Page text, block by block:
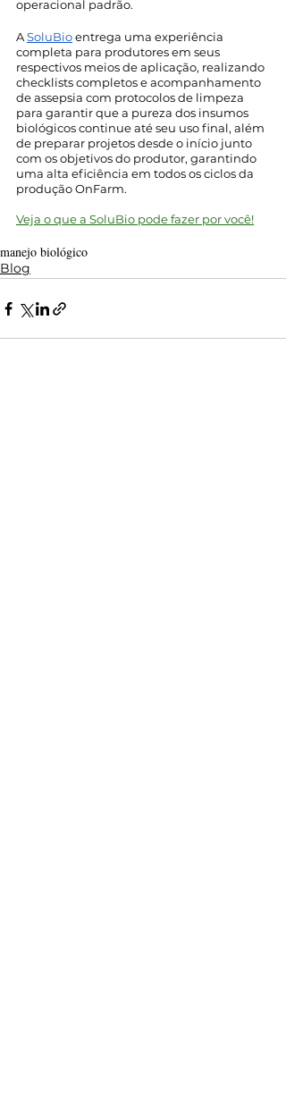
operacional padrão.
A SoluBio entrega uma experiência
completa para produtores em seus
respectivos meios de aplicação, realizando
checklists completos e acompanhamento
de assepsia com protocolos de limpeza
para garantir que a pureza dos insumos
biológicos continue até seu uso final, além
de preparar projetos desde o início junto
com os objetivos do produtor, garantindo
uma alta eficiência em todos os ciclos da
produção OnFarm.
Veja o que a SoluBio pode fazer por você!
manejo biológico
Blog